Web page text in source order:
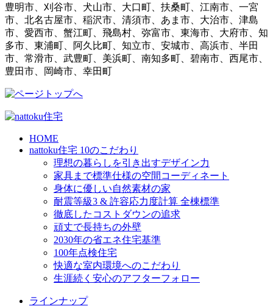
豊明市、刈谷市、犬山市、大口町、扶桑町、江南市、一宮
市、北名古屋市、稲沢市、清須市、あま市、大治市、津島
市、愛西市、蟹江町、飛島村、弥富市、東海市、大府市、知
多市、東浦町、阿久比町、知立市、安城市、高浜市、半田
市、常滑市、武豊町、美浜町、南知多町、碧南市、西尾市、
豊田市、岡崎市、幸田町
HOME
nattoku住宅 10のこだわり
理想の暮らしを引き出すデザイン力
家具まで標準仕様の空間コーディネート
身体に優しい自然素材の家
耐震等級3 & 許容応力度計算 全棟標準
徹底したコストダウンの追求
頑丈で長持ちの外壁
2030年の省エネ住宅基準
100年点検住宅
快適な室内環境へのこだわり
生涯続く安心のアフターフォロー
ラインナップ